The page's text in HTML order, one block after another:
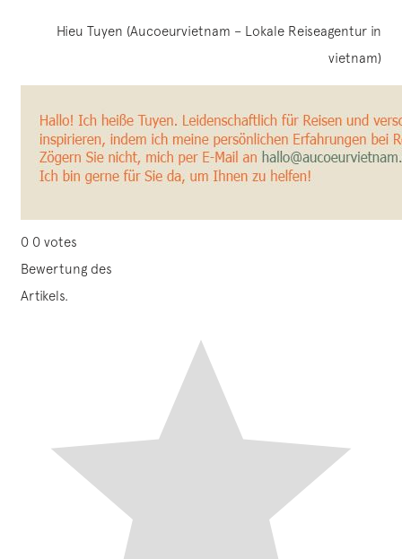
Hieu Tuyen (Aucoeurvietnam – Lokale Reiseagentur in
vietnam)
0 0 votes
Bewertung des
Artikels.